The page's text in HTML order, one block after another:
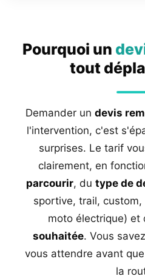
Pourquoi un
tout
Demander un devis
l'intervention, c'est
surprises. Le tarif
clairement, en
parcourir, du type de
sportive, trail, custom,
moto électrique) et
souhaitée. Vous
vous attendre avant
la